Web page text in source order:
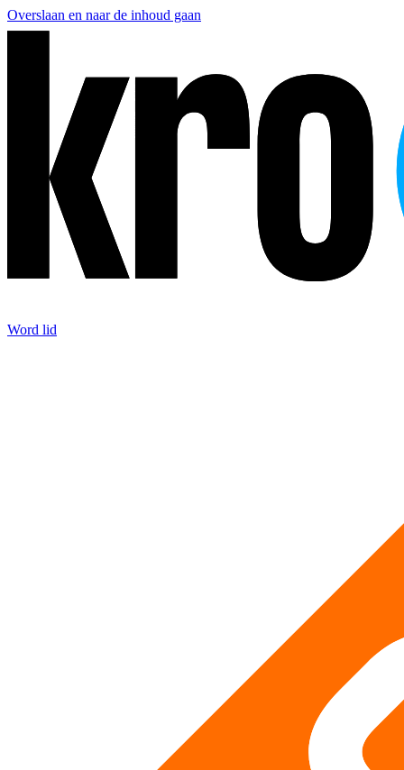
Overslaan en naar de inhoud gaan
Word lid